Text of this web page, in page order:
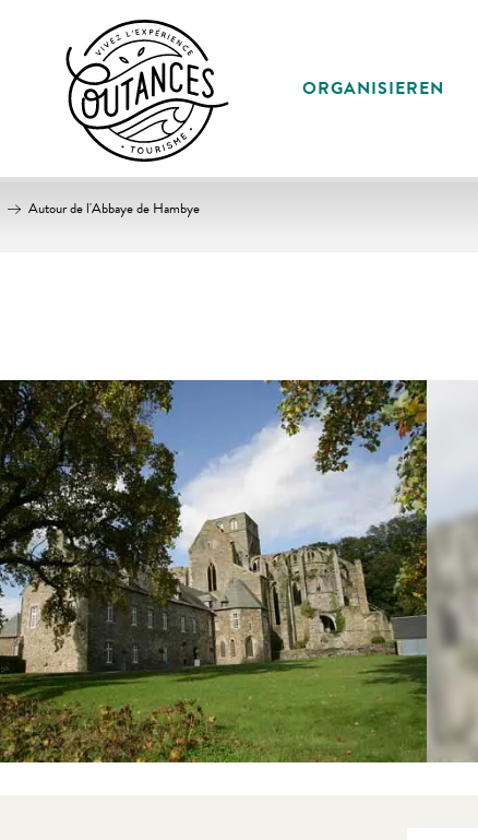
ORGANISIEREN
Autour de l'Abbaye de Hambye